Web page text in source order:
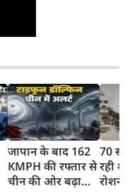
जापान के बाद 162
KMPH की रफ्तार से
चीन की ओर बढ़ा
70
रही
रोशन